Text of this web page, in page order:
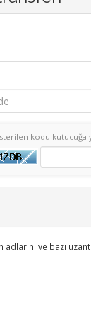
kodu kutucuğa
ve bazı